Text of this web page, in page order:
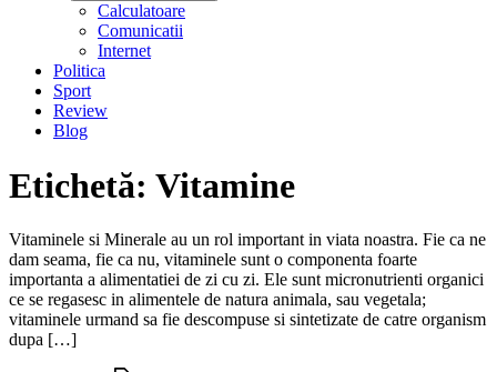
Calculatoare
Comunicatii
Internet
Politica
Sport
Review
Blog
Etichetă: Vitamine
Vitaminele si Minerale au un rol important in viata noastra. Fie ca ne
dam seama, fie ca nu, vitaminele sunt o componenta foarte
importanta a alimentatiei de zi cu zi. Ele sunt micronutrienti organici
ce se regasesc in alimentele de natura animala, sau vegetala;
vitaminele urmand sa fie descompuse si sintetizate de catre organism
dupa […]